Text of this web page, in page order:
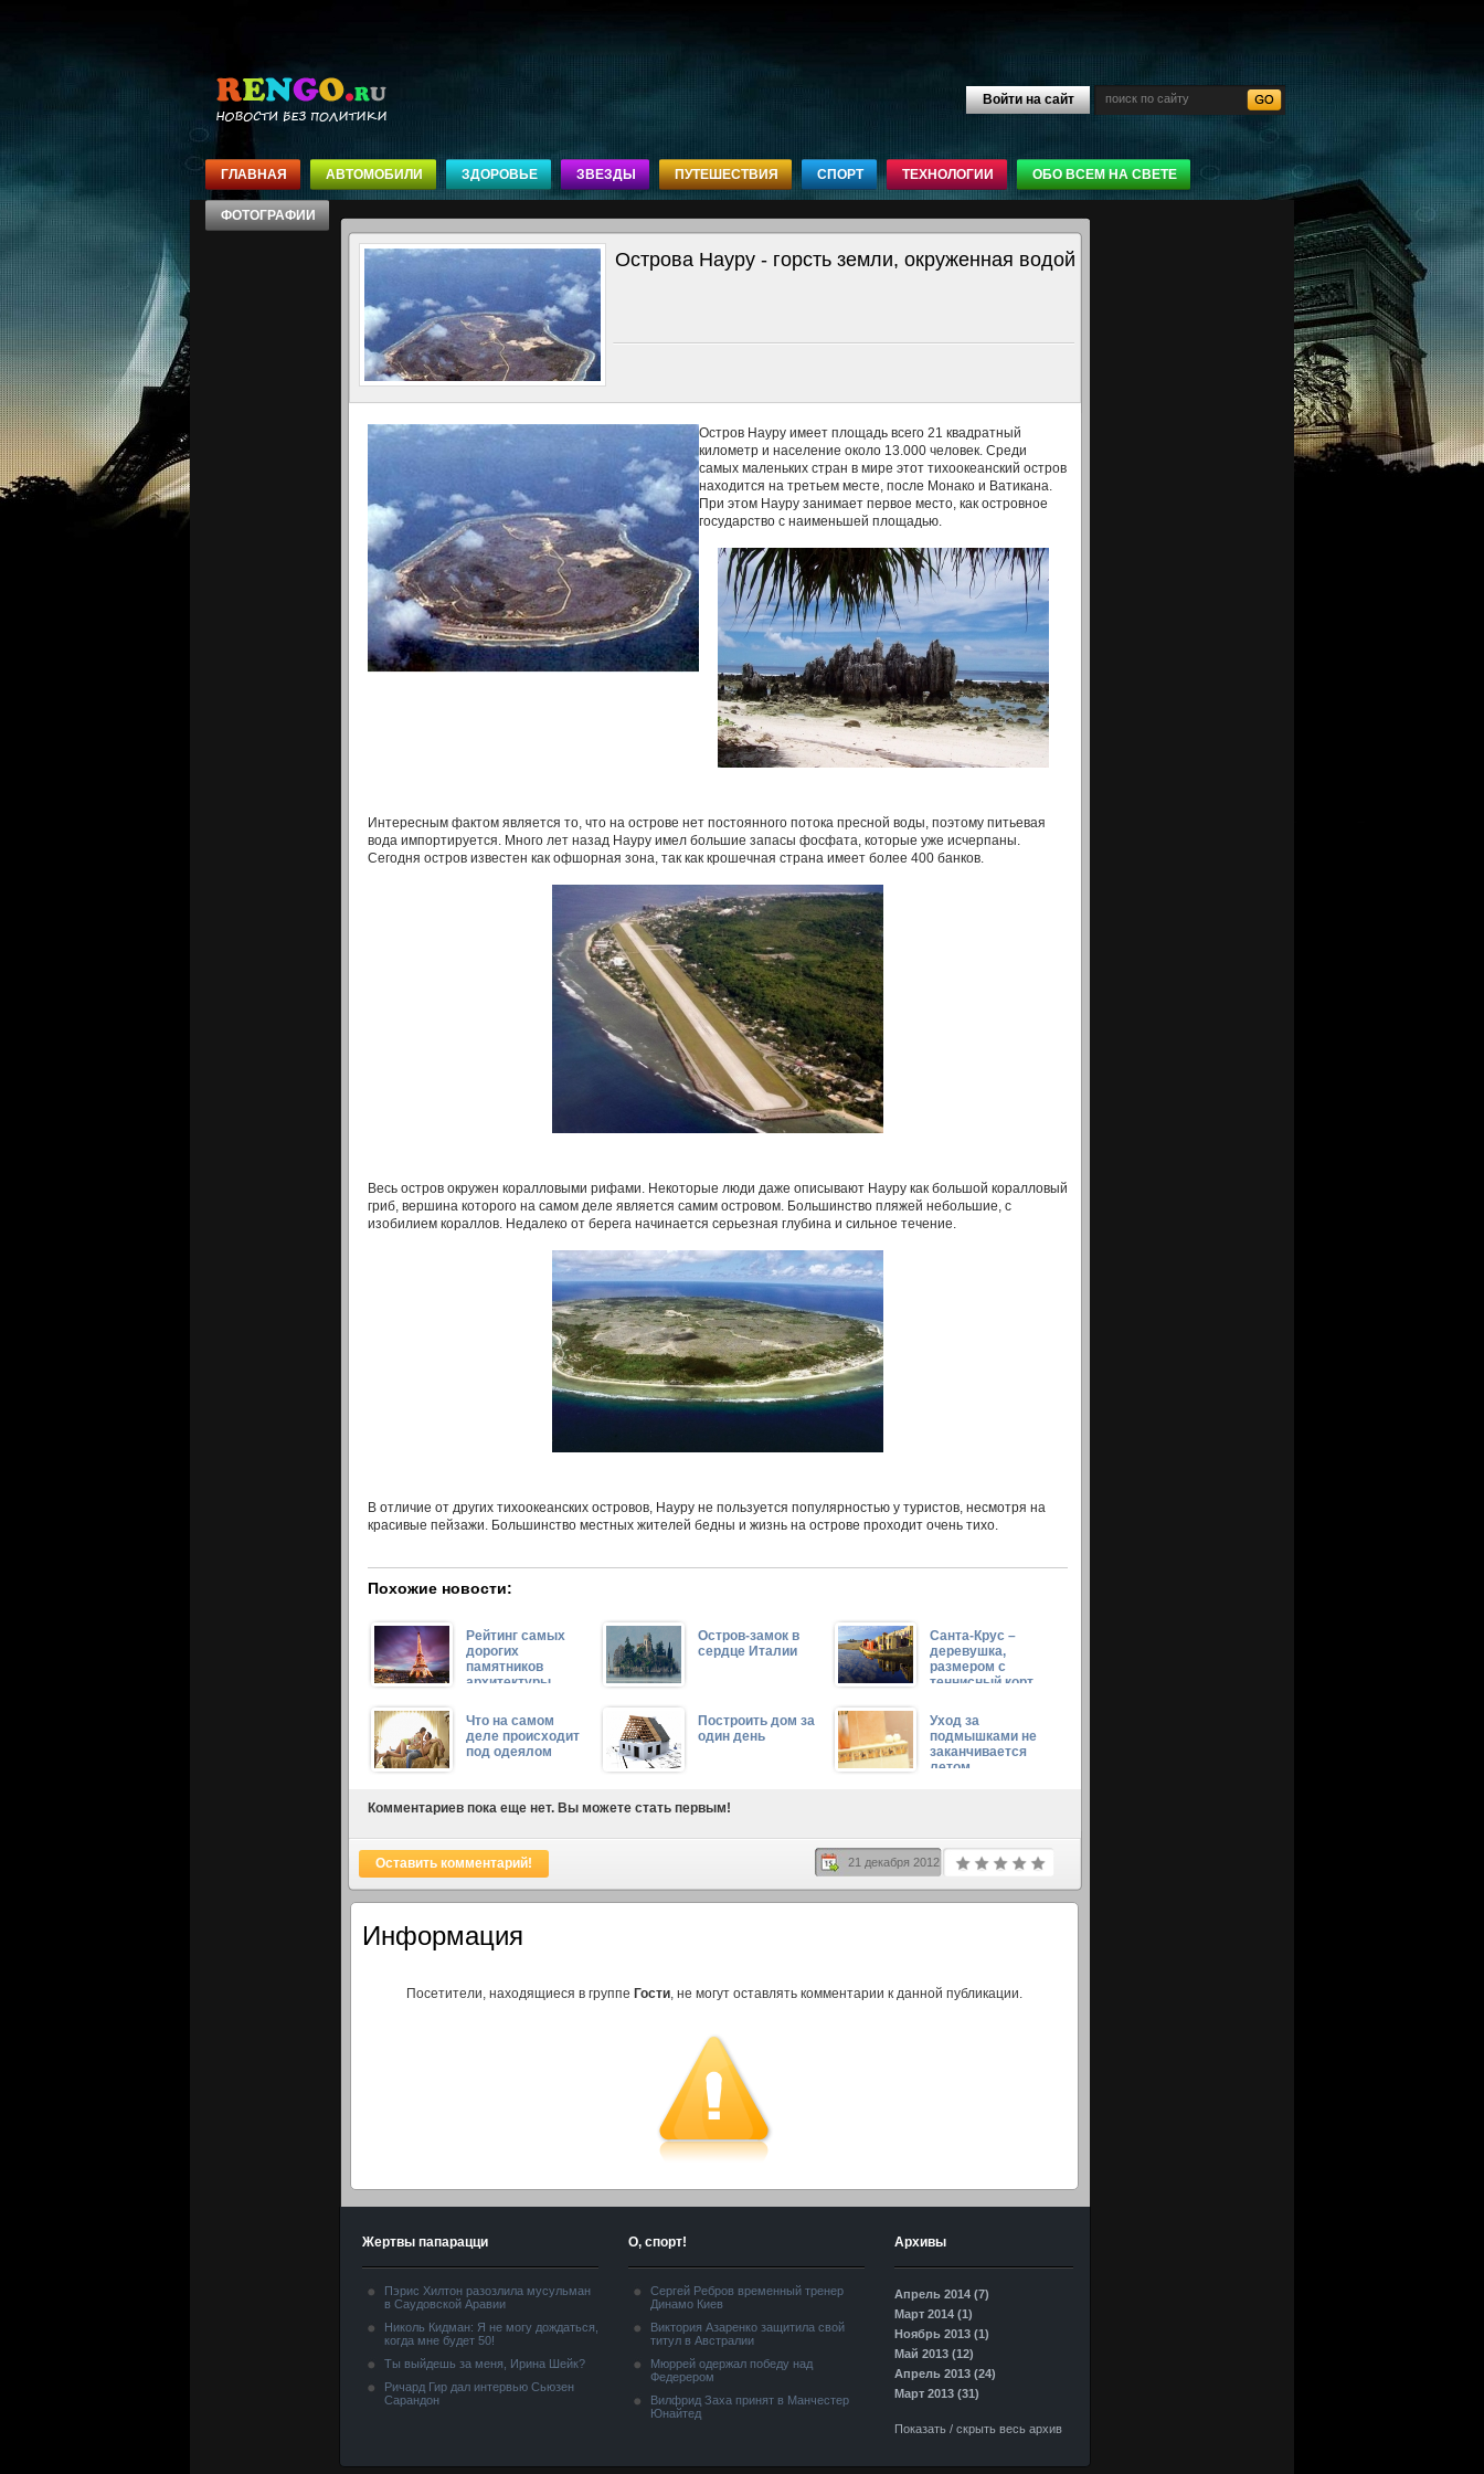
Войти на сайт
ГЛАВНАЯ АВТОМОБИЛИ ЗДОРОВЬЕ ЗВЕЗДЫ ПУТЕШЕСТВИЯ СПОРТ ТЕХНОЛОГИИ ОБО ВСЕМ НА СВЕТЕ
ФОТОГРАФИИ
Острова Науру - горсть земли, окруженная водой
Остров Науру имеет площадь всего 21 квадратный
километр и население около 13.000 человек. Среди
самых маленьких стран в мире этот тихоокеанский остров
находится на третьем месте, после Монако и Ватикана.
При этом Науру занимает первое место, как островное
государство с наименьшей площадью.
Интересным фактом является то, что на острове нет постоянного потока пресной воды, поэтому питьевая
вода импортируется. Много лет назад Науру имел большие запасы фосфата, которые уже исчерпаны.
Сегодня остров известен как офшорная зона, так как крошечная страна имеет более 400 банков.
Весь остров окружен коралловыми рифами. Некоторые люди даже описывают Науру как большой коралловый
гриб, вершина которого на самом деле является самим островом. Большинство пляжей небольшие, с
изобилием кораллов. Недалеко от берега начинается серьезная глубина и сильное течение.
В отличие от других тихоокеанских островов, Науру не пользуется популярностью у туристов, несмотря на
красивые пейзажи. Большинство местных жителей бедны и жизнь на острове проходит очень тихо.
Похожие новости:
Рейтинг самых
дорогих
памятников
архитектуры
Остров-замок в
сердце Италии
Санта-Крус –
деревушка,
размером с
теннисный корт
Что на самом
деле происходит
под одеялом
Построить дом за
один день
Уход за
подмышками не
заканчивается
летом
Комментариев пока еще нет. Вы можете стать первым!
Оставить комментарий! 21 декабря 2012
Информация
Посетители, находящиеся в группе Гости, не могут оставлять комментарии к данной публикации.
Жертвы папарацци
Пэрис Хилтон разозлила мусульман
в Саудовской Аравии
Николь Кидман: Я не могу дождаться,
когда мне будет 50!
Ты выйдешь за меня, Ирина Шейк?
Ричард Гир дал интервью Сьюзен
Сарандон
О, спорт!
Сергей Ребров временный тренер
Динамо Киев
Виктория Азаренко защитила свой
титул в Австралии
Мюррей одержал победу над
Федерером
Вилфрид Заха принят в Манчестер
Юнайтед
Архивы
Апрель 2014 (7)
Март 2014 (1)
Ноябрь 2013 (1)
Май 2013 (12)
Апрель 2013 (24)
Март 2013 (31)
Показать / скрыть весь архив